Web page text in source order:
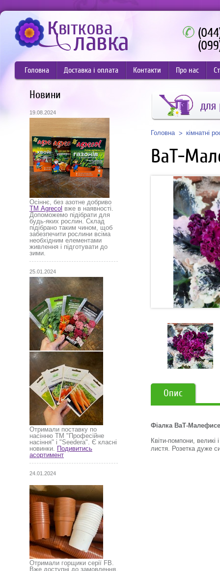
Головна Доставка і оплата Контакти Про нас
Новини
19.08.2024
Осіннє, без азотне добриво
ТМ Agrecol вже в наявності.
Допоможемо підібрати для
будь-яких рослин. Склад
підібрано таким чином, щоб
забезпечити рослини всіма
необхідним елементами
живлення і підготувати до
зими.
25.01.2024
Отримали поставку по
насінню ТМ "Професійне
насіння" і "Seedera". Є класні
новинки. Подивитись
асортимент
24.01.2024
Отримали горщики серії FB.
Вже доступні до замовлення.
для
Головна кімнатні
ВаТ-
Опис
Фіалка ВаТ-
Квіти-помпони,
листя. Розетка дуже